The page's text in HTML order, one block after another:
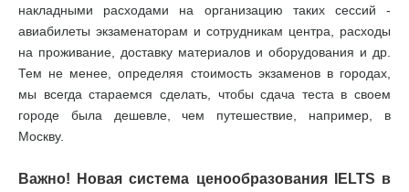
накладными расходами на организацию таких сессий -
авиабилеты экзаменаторам и сотрудникам центра, расходы
на проживание, доставку материалов и оборудования и др.
Тем не менее, определяя стоимость экзаменов в городах,
мы всегда стараемся сделать, чтобы сдача теста в своем
городе была дешевле, чем путешествие, например, в
Москву.
Важно! Новая система ценообразования IELTS в